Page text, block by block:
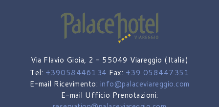
Via Flavio Gioia, 2 - 55049 Viareggio (Italia)
Tel: +39058446134 Fax: +39 058447351
E-mail Ricevimento: info@palaceviareggio.com
E-mail Ufficio Prenotazioni: